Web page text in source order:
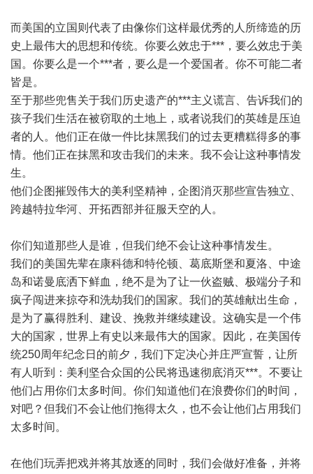
而美国的立国则代表了由像你们这样最优秀的人所缔造的历
史上最伟大的思想和传统。你要么效忠于***，要么效忠于美
国。你要么是一个***者，要么是一个爱国者。你不可能二者
皆是。
至于那些兜售关于我们历史遗产的***主义谎言、告诉我们的
孩子我们生活在被窃取的土地上，或者说我们的英雄是压迫
者的人。他们正在做一件比抹黑我们的过去更糟糕得多的事
情。他们正在抹黑和攻击我们的未来。我不会让这种事情发
生。
他们企图摧毁伟大的美利坚精神，企图消灭那些宣告独立、
跨越特拉华河、开拓西部并征服天空的人。
你们知道那些人是谁，但我们绝不会让这种事情发生。
我们的美国先辈在康科德和特伦顿、葛底斯堡和夏洛、中途
岛和诺曼底洒下鲜血，绝不是为了让一伙盗贼、极端分子和
疯子闯进来掠夺和洗劫我们的国家。我们的英雄献出生命，
是为了赢得胜利、建设、挽救并继续建设。这确实是一个伟
大的国家，世界上有史以来最伟大的国家。因此，在美国传
统250周年纪念日的前夕，我们下定决心并庄严宣誓，让所
有人听到：美利坚合众国的公民将迅速彻底消灭***。不要让
他们占用你们太多时间。你们知道他们在浪费你们的时间，
对吧？但我们不会让他们拖得太久，也不会让他们占用我们
太多时间。
在他们玩弄把戏并将其放逐的同时，我们会做好准备，并将